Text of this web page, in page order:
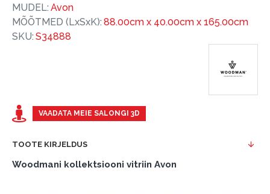
teil vajalikud tooted kohe osta, kuid nende eest
hiljem tasuda.
ESTO-ga saate intressivaba liisingu või järelmaksu
eeliseid ilma esimese sissemakseta ja järelmaksu
Näide: Toote hind 300 €, periood: 12 kuud,
esimene sissemakse: 0 €, igakuine makse: 25 €,
Liisingut ja järelmaksu saate vormistada ka külastades
meie salongi Dārzciema tänaval 91, Riia, Läti.
VAADATA MEIE SALONGI 3D
TOOTE KIRJELDUS
Woodmani kollektsiooni vitriin Avon
MUDEL: Avon
MÕÕTMED (LxSxK): 88.00cm x 40.00cm x 165.00cm
SKU: S34888